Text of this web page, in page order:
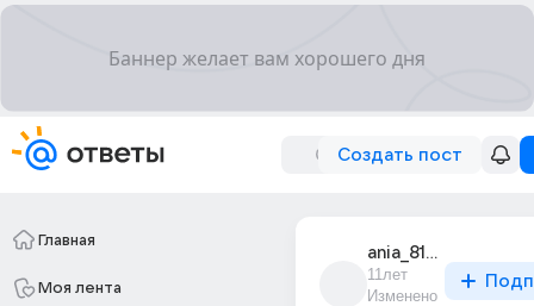
Создать пост
Главная
Моя лента
ania_8188
11лет
Изменено